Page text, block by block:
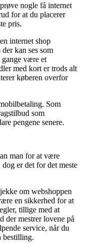
nogle få internet
for at du placerer
pris.
internet shop
kan ses som
gange være et
med kort er trods alt
køberen overfor
Som
som
pengene senere.
man for at være
er det for det meste
om webshoppen
en sikkerhed for at
tillige med at
der mestrer lovene på
service, når du
bestilling.